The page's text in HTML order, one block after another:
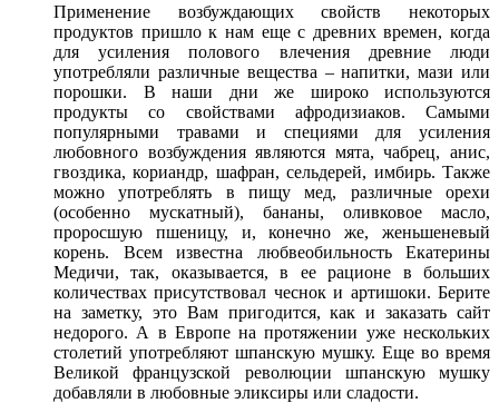
Применение возбуждающих свойств некоторых
продуктов пришло к нам еще с древних времен, когда
для усиления полового влечения древние люди
употребляли различные вещества – напитки, мази или
порошки. В наши дни же широко используются
продукты со свойствами афродизиаков. Самыми
популярными травами и специями для усиления
любовного возбуждения являются мята, чабрец, анис,
гвоздика, кориандр, шафран, сельдерей, имбирь. Также
можно употреблять в пищу мед, различные орехи
(особенно мускатный), бананы, оливковое масло,
проросшую пшеницу, и, конечно же, женьшеневый
корень. Всем известна любвеобильность Екатерины
Медичи, так, оказывается, в ее рационе в больших
количествах присутствовал чеснок и артишоки. Берите
на заметку, это Вам пригодится, как и заказать сайт
недорого. А в Европе на протяжении уже нескольких
столетий употребляют шпанскую мушку. Еще во время
Великой французской революции шпанскую мушку
добавляли в любовные эликсиры или сладости.